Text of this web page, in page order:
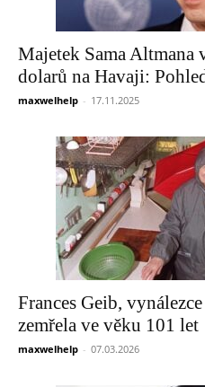
Majetek Sama
dolarů na Havaji:
maxwelhelp - 17.11.2025
Frances Geib,
zemřela ve věku 101 let
maxwelhelp - 07.03.2026